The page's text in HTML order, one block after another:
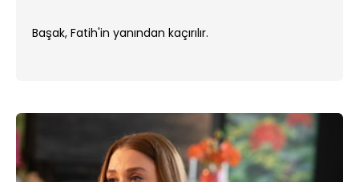
Başak, Fatih'in yanından kaçırılır.